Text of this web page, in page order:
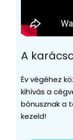
A
Év végéhez
kihívás a
bónusznak a
kezeld!